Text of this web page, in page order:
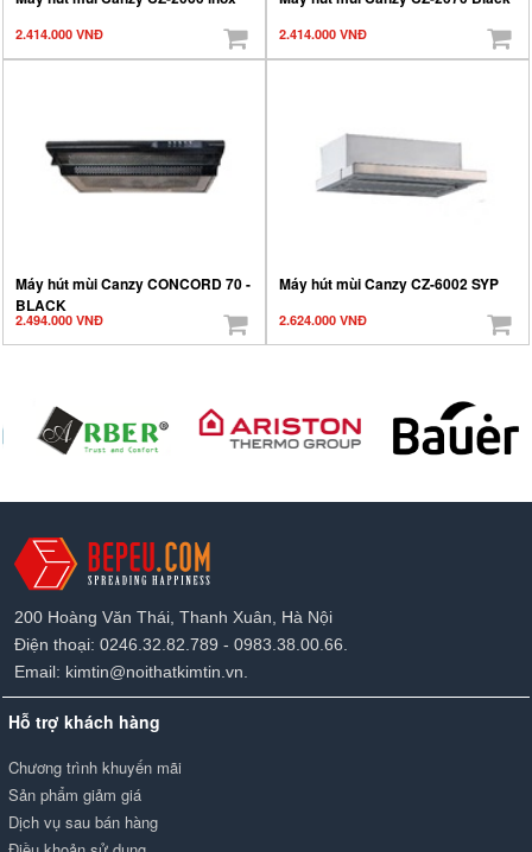
2.414.000 VNĐ 2.414.000 VNĐ
Máy hút mùi Canzy CONCORD 70 -
BLACK
2.494.000 VNĐ
Máy hút mùi Canzy CZ-6002 SYP
2.624.000 VNĐ
200 Hoàng Văn Thái, Thanh Xuân, Hà Nội
Điện thoại: 0246.32.82.789 - 0983.38.00.66.
Email: kimtin@noithatkimtin.vn.
Hỗ trợ khách hàng
Chương trình khuyến mãi
Sản phẩm giảm giá
Dịch vụ sau bán hàng